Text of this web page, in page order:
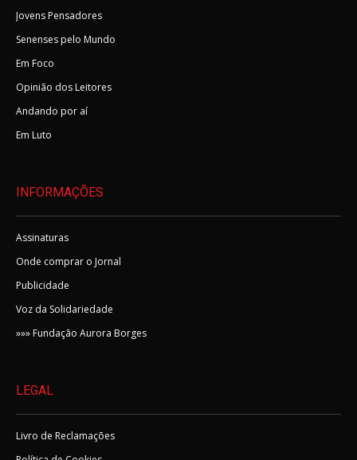
Jovens Pensadores
Senenses pelo Mundo
Em Foco
Opinião dos Leitores
Andando por aí
Em Luto
INFORMAÇÕES
Assinaturas
Onde comprar o Jornal
Publicidade
Voz da Solidariedade
»»» Fundação Aurora Borges
LEGAL
Livro de Reclamações